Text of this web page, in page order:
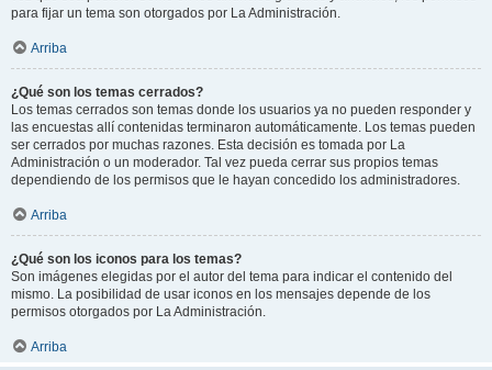
para fijar un tema son otorgados por La Administración.
Arriba
¿Qué son los temas cerrados?
Los temas cerrados son temas donde los usuarios ya no pueden responder y
las encuestas allí contenidas terminaron automáticamente. Los temas pueden
ser cerrados por muchas razones. Esta decisión es tomada por La
Administración o un moderador. Tal vez pueda cerrar sus propios temas
dependiendo de los permisos que le hayan concedido los administradores.
Arriba
¿Qué son los iconos para los temas?
Son imágenes elegidas por el autor del tema para indicar el contenido del
mismo. La posibilidad de usar iconos en los mensajes depende de los
permisos otorgados por La Administración.
Arriba